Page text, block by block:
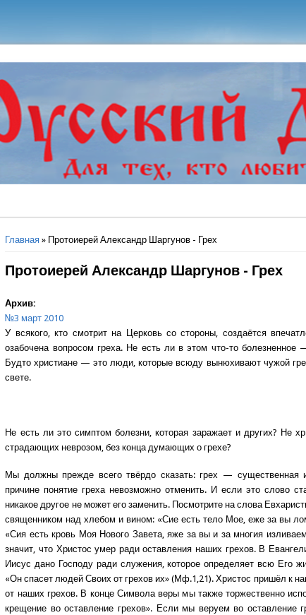
Вы здесь
Главная » Протоиерей Александр Шаргунов - Грех
Протоиерей Александр Шаргунов - Грех
Архив:
№3 март 2010
У всякого, кто смотрит на Церковь со стороны, создаётся
озабочена вопросом греха. Не есть ли в этом что-то болезненное
Будто христиане — это люди, которые всюду вынюхивают чужой
свете.
Не есть ли это симптом болезни, которая заражает и других? Не
страдающих неврозом, без конца думающих о грехе?
Мы должны прежде всего твёрдо сказать: грех — существенная
причине понятие греха невозможно отменить. И если это слово
никакое другое не может его заменить. Посмотрите на слова
священником над хлебом и вином: «Сие есть тело Мое, еже за вы
«Сия есть кровь Моя Нового Завета, яже за вы и за многия
значит, что Христос умер ради оставления наших грехов. В
Иисус дано Господу ради служения, которое определяет всю Его
«Он спасет людей Своих от грехов их» (Мф.1,21). Христос пришёл к
от наших грехов. В конце Символа веры мы также торжественно
крещение во оставление грехов». Если мы веруем во оставление